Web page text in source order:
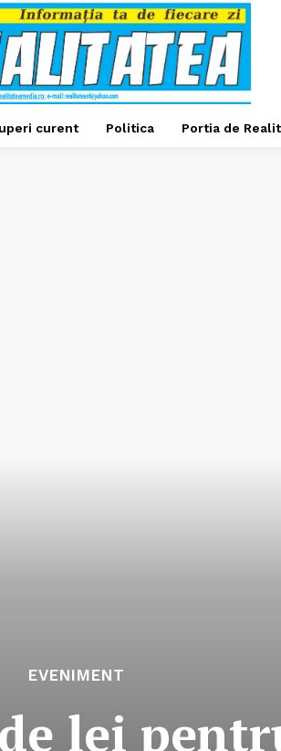
curent Politica Portia de
EVENIMENT
lei